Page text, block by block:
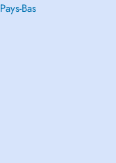
Pays-Bas